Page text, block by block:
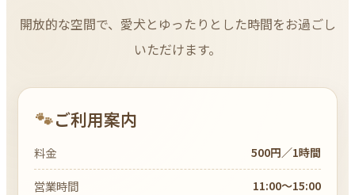
開放的な空間で、愛犬とゆったりとした時間をお過ごし
いただけます。
ご利用案内
料金 500円／1時間
営業時間 11:00〜15:00